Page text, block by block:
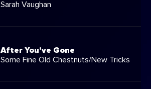
Sarah Vaughan
After You've Gone
Some Fine Old Chestnuts/New Tricks